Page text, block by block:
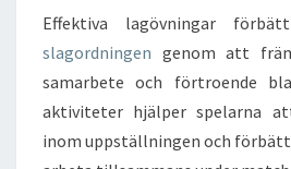
Effektiva lagövningar
slagordningen genom att
samarbete och förtroende
aktiviteter hjälper spelarna
inom uppställningen och